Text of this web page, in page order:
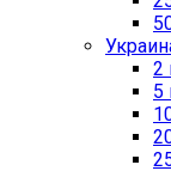
2
5